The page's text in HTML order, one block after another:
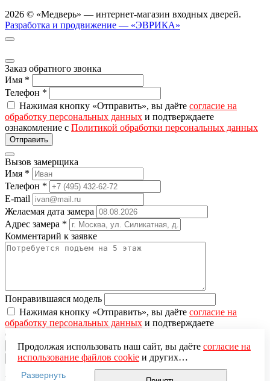
2026 © «Медверь» — интернет-магазин входных дверей.
Разработка и продвижение — «ЭВРИКА»
Заказ обратного звонка
Имя *
Телефон *
Нажимая кнопку «Отправить», вы даёте согласие на
обработку персональных данных и подтверждаете
ознакомление с Политикой обработки персональных данных
Вызов замерщика
Имя *
Телефон *
E-mail
Желаемая дата замера
Адрес замера *
Комментарий к заявке
Понравившаяся модель
Нажимая кнопку «Отправить», вы даёте согласие на
обработку персональных данных и подтверждаете
ознакомление с
Продолжая использовать наш сайт, вы даёте согласие на
использование файлов cookieи других
пользовательских данных (включая IP-адрес, сведения о
местоположении, устройстве, действиях на сайте и т. п.)
Развернуть